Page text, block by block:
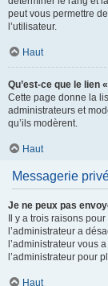
peut vous permettre
l’utilisateur.
Haut
Qu’est-ce que le lien
Cette page donne la
administrateurs et
qu’ils modèrent.
Haut
Messagerie
Je ne peux pas
Il y a trois raisons
l’administrateur a
l’administrateur vous
l’administrateur pour
Haut